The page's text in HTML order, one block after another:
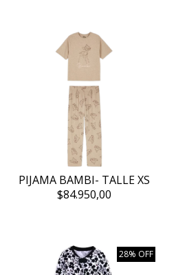
PIJAMA BAMBI- TALLE XS
$84.950,00
28% OFF